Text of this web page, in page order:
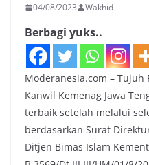
04/08/2023 Wakhid
Berbagi yuks..
Moderanesia.com – Tujuh
Kanwil Kemenag Jawa
terbaik setelah melalui
berdasarkan Surat
Ditjen Bimas Islam